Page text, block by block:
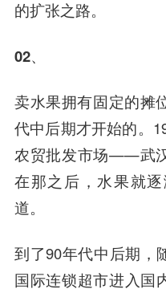
的扩张之路。
02、
卖水果拥有固定的摊
代中后期才开始的。
农贸批发市场——武
在那之后，水果就
道。
到了90年代中后期，
国际连锁超市进入国